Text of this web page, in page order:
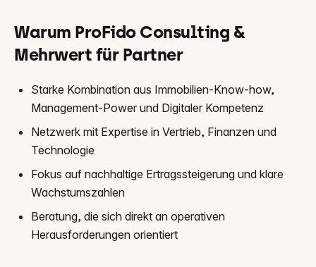
Warum ProFido Consulting &
Mehrwert für Partner
Starke Kombination aus Immobilien-Know-how,
Management-Power und Digitaler Kompetenz
Netzwerk mit Expertise in Vertrieb, Finanzen und
Technologie
Fokus auf nachhaltige Ertragssteigerung und klare
Wachstumszahlen
Beratung, die sich direkt an operativen
Herausforderungen orientiert